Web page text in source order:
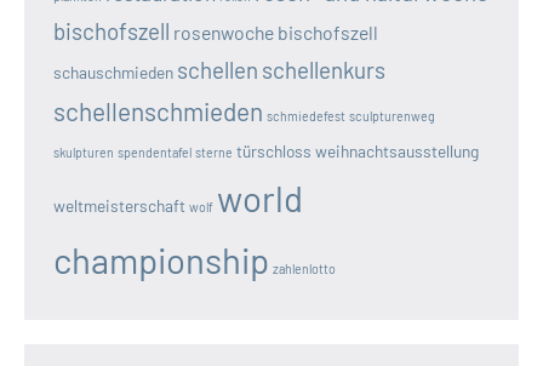
bischofszell rosenwoche bischofszell
schauschmieden schellen schellenkurs
schellenschmieden schmiedefest sculpturenweg
skulpturen spendentafel sterne türschloss weihnachtsausstellung
weltmeisterschaft wolf world
championship zahlenlotto